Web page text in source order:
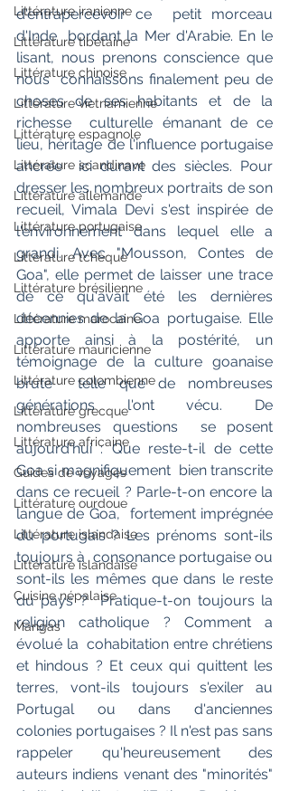
Littérature iranienne
Littérature tibétaine
Littérature chinoise
Littérature vietnamienne
Littérature espagnole
Littérature scandinave
Littérature allemande
Littérature portugaise
Littérature tchèque
Littérature brésilienne
Littérature marocaine
Littérature mauricienne
Littérature colombienne
Littérature grecque
Littérature africaine
Guides de voyages
Littérature ourdoue
Littérature islandaise
Littérature islandaise
Cuisine népalaise
Mangas
d'entrapercevoir ce  petit morceau
d'Inde  bordant la Mer d'Arabie. En le
lisant, nous prenons conscience que
nous  connaissons finalement peu de
choses de ses habitants et de la
richesse  culturelle émanant de ce
lieu, héritage de l'influence portugaise
ancrée  ici durant des siècles. Pour
dresser les nombreux portraits de son
recueil, Vimala Devi s'est inspirée de
l'environnement dans lequel elle a
grandi. Avec "Mousson, Contes de
Goa", elle permet de laisser une trace
de ce qu'avait été les dernières
décennies de la Goa portugaise. Elle
apporte ainsi à la postérité, un
témoignage de la culture goanaise
brute  telle que de nombreuses
générations l'ont vécu. De
nombreuses questions  se posent
aujourd'hui : Que reste-t-il de cette
Goa si magnifiquement  bien transcrite
dans ce recueil ? Parle-t-on encore la
langue de Goa,  fortement imprégnée
du portugais ? Les prénoms sont-ils
toujours à  consonance portugaise ou
sont-ils les mêmes que dans le reste
du pays ?  Pratique-t-on toujours la
religion catholique ? Comment a
évolué la  cohabitation entre chrétiens
et hindous ? Et ceux qui quittent les
terres, vont-ils toujours s'exiler au
Portugal ou dans d'anciennes
colonies portugaises ? Il n'est pas sans
rappeler qu'heureusement des
auteurs indiens venant des "minorités"